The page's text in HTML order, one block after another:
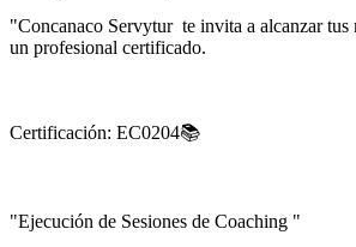
"Concanaco Servytur te invita a alcanzar tus
un profesional certificado.
Certificación: EC0204📚
"Ejecución de Sesiones de Coaching "